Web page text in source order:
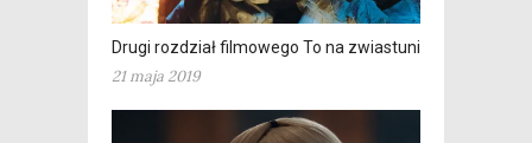
Drugi rozdział filmowego To na zwiastunie
21 maja 2019